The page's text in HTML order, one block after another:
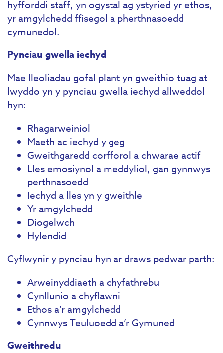
hyfforddi staff, yn ogystal ag ystyried yr ethos,
yr amgylchedd ffisegol a pherthnasoedd
cymunedol.
Pynciau gwella iechyd
Mae lleoliadau gofal plant yn gweithio tuag at
lwyddo yn y pynciau gwella iechyd allweddol
hyn:
Rhagarweiniol
Maeth ac iechyd y geg
Gweithgaredd corfforol a chwarae actif
Lles emosiynol a meddyliol, gan gynnwys
perthnasoedd
Iechyd a lles yn y gweithle
Yr amgylchedd
Diogelwch
Hylendid
Cyflwynir y pynciau hyn ar draws pedwar parth:
Arweinyddiaeth a chyfathrebu
Cynllunio a chyflawni
Ethos a’r amgylchedd
Cynnwys Teuluoedd a’r Gymuned
Gweithredu